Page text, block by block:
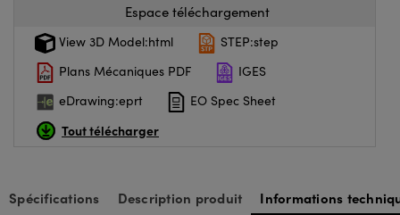
Espace téléchargement
View 3D Model:html
STEP:step
Plans Mécaniques PDF
IGES
eDrawing:eprt
EO Spec Sheet
Tout télécharger
Spécifications Description produit Informations